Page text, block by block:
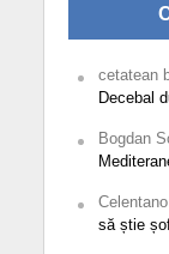
cetatean
Decebal
Bogdan
Celentano
să știe